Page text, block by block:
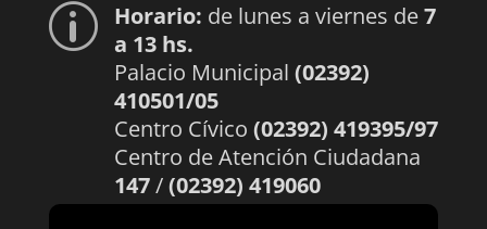
p Horario: de lunes a viernes de7
a 13 hs.
Palacio Municipal (02392)
410501/05
Centro Cívico (02392) 419395/97
Centro de Atención Ciudadana
147/(02392) 419060